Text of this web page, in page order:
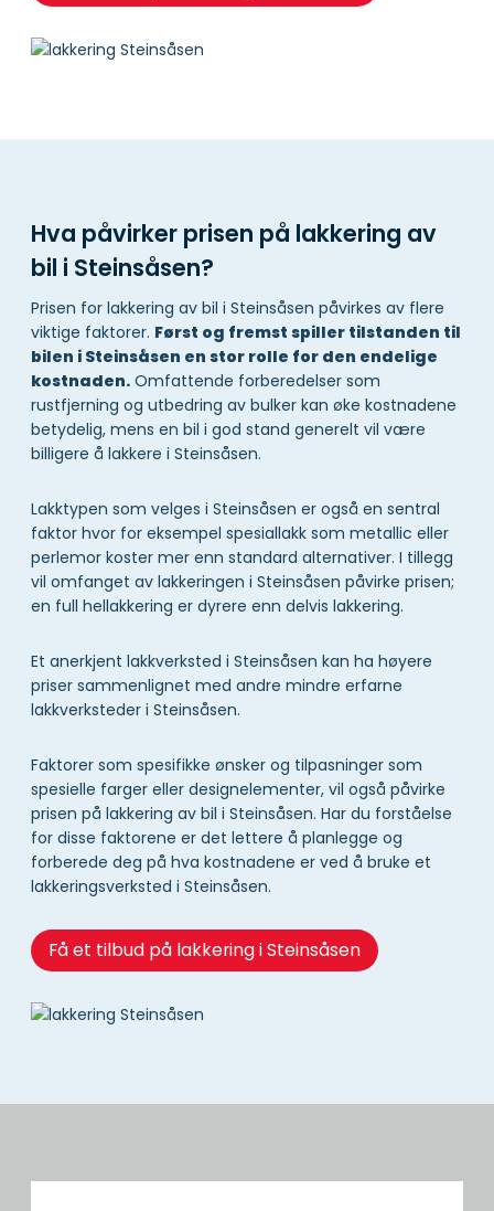
Hva påvirker prisen på lakkering av
bil i Steinsåsen?
Prisen for lakkering av bil i Steinsåsen påvirkes av flere
viktige faktorer. Først og fremst spiller tilstanden til
bilen i Steinsåsen en stor rolle for den endelige
kostnaden. Omfattende forberedelser som
rustfjerning og utbedring av bulker kan øke kostnadene
betydelig, mens en bil i god stand generelt vil være
billigere å lakkere i Steinsåsen.
Lakktypen som velges i Steinsåsen er også en sentral
faktor hvor for eksempel spesiallakk som metallic eller
perlemor koster mer enn standard alternativer. I tillegg
vil omfanget av lakkeringen i Steinsåsen påvirke prisen;
en full hellakkering er dyrere enn delvis lakkering.
Et anerkjent lakkverksted i Steinsåsen kan ha høyere
priser sammenlignet med andre mindre erfarne
lakkverksteder i Steinsåsen.
Faktorer som spesifikke ønsker og tilpasninger som
spesielle farger eller designelementer, vil også påvirke
prisen på lakkering av bil i Steinsåsen. Har du forståelse
for disse faktorene er det lettere å planlegge og
forberede deg på hva kostnadene er ved å bruke et
lakkeringsverksted i Steinsåsen.
Få et tilbud på lakkering i Steinsåsen